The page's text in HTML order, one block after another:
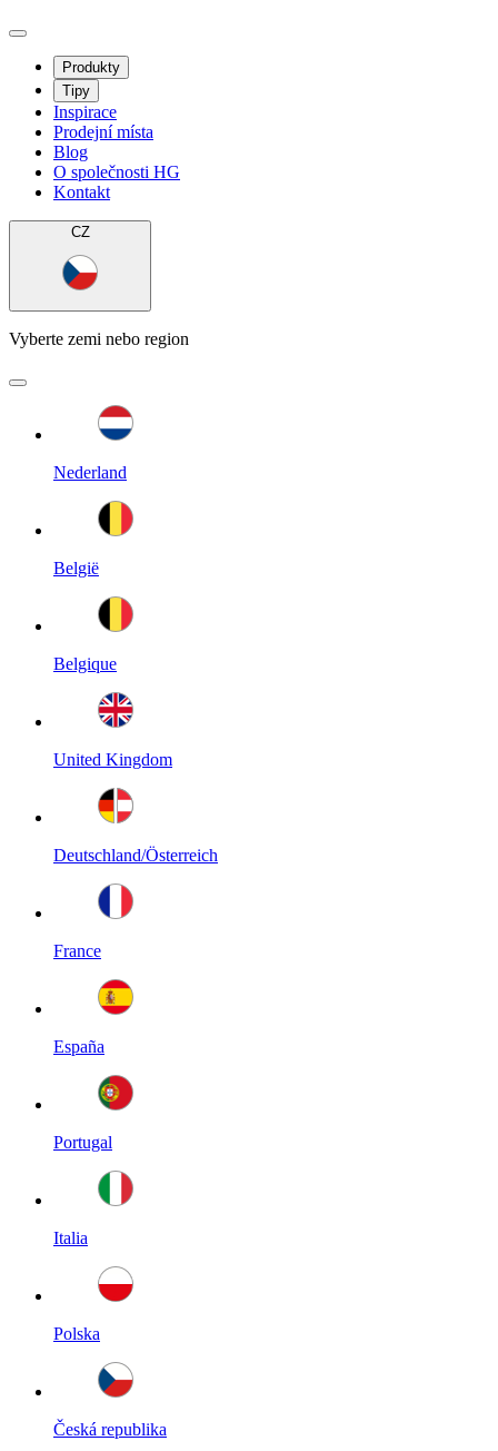
Produkty
Tipy
Inspirace
Prodejní místa
Blog
O společnosti HG
Kontakt
CZ
Vyberte zemi nebo region
Nederland
België
Belgique
United Kingdom
Deutschland/Österreich
France
España
Portugal
Italia
Polska
Česká republika